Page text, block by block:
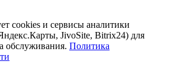
cookies и сервисы аналитики
JivoSite, Bitrix24) для
обслуживания. Политика